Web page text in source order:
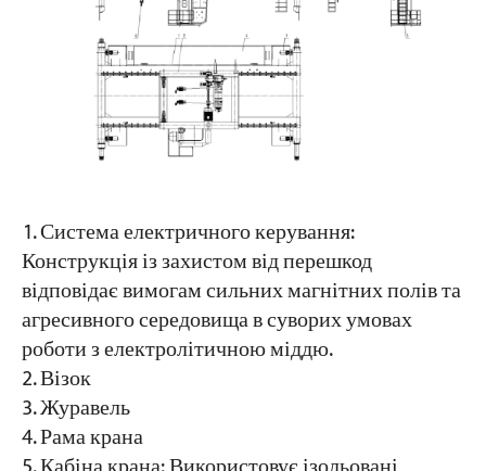
Система електричного керування:
Конструкція із захистом від перешкод
відповідає вимогам сильних магнітних полів та
агресивного середовища в суворих умовах
роботи з електролітичною міддю.
Візок
Журавель
Рама крана